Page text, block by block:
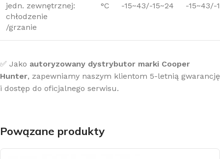
jedn. zewnętrznej:
chłodzenie
/grzanie
°C -15~43/-15~24 -15~43/-
✅ Jako autoryzowany dystrybutor marki Cooper
Hunter, zapewniamy naszym klientom 5-letnią gwarancję
i dostęp do oficjalnego serwisu.
Powązane produkty